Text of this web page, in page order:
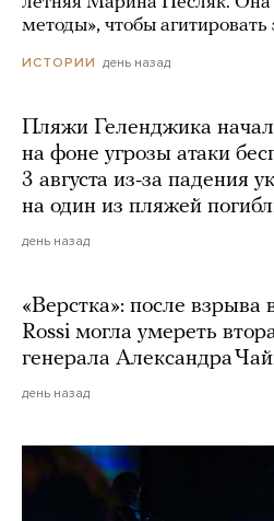
методы», чтобы
ИСТОРИИ день назад
Пляжи Геленджика
на фоне угрозы атаки
3 августа из-за падения
на один из пляжей
день назад
«Верстка»: после взрыва
Rossi могла умереть
генерала Александра
день назад